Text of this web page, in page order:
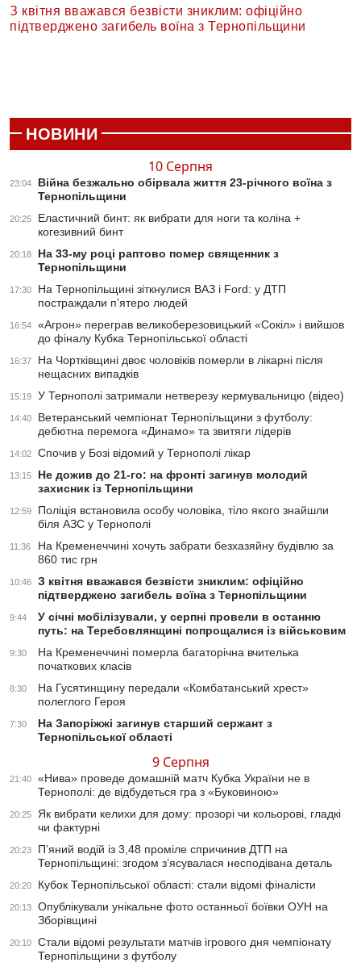
З квітня вважався безвісти зниклим: офіційно
підтверджено загибель воїна з Тернопільщини
НОВИНИ
10 Серпня
23:04
Війна безжально обірвала життя 23-річного воїна з
Тернопільщини
20:25
Еластичний бинт: як вибрати для ноги та коліна +
когезивний бинт
20:18
На 33-му році раптово помер священник з
Тернопільщини
17:30
На Тернопільщині зіткнулися ВАЗ і Ford: у ДТП
постраждали п’ятеро людей
16:54
«Агрон» переграв великоберезовицький «Сокіл» і вийшов
до фіналу Кубка Тернопільської області
16:37
На Чортківщині двоє чоловіків померли в лікарні після
нещасних випадків
15:19 У Тернополі затримали нетверезу кермувальницю (відео)
14:40
Ветеранський чемпіонат Тернопільщини з футболу:
дебютна перемога «Динамо» та звитяги лідерів
14:02 Спочив у Бозі відомий у Тернополі лікар
13:15
Не дожив до 21-го: на фронті загинув молодий
захисник із Тернопільщини
12:59
Поліція встановила особу чоловіка, тіло якого знайшли
біля АЗС у Тернополі
11:36
На Кременеччині хочуть забрати безхазяйну будівлю за
860 тис грн
10:46
З квітня вважався безвісти зниклим: офіційно
підтверджено загибель воїна з Тернопільщини
9:44
У січні мобілізували, у серпні провели в останню
путь: на Теребовлянщині попрощалися із військовим
9:30
На Кременеччині померла багаторічна вчителька
початкових класів
8:30
На Гусятинщину передали «Комбатанський хрест»
полеглого Героя
7:30
На Запоріжжі загинув старший сержант з
Тернопільської області
9 Серпня
21:40
«Нива» проведе домашній матч Кубка України не в
Тернополі: де відбудеться гра з «Буковиною»
20:25
Як вибрати келихи для дому: прозорі чи кольорові, гладкі
чи фактурні
20:23
П’яний водій із 3,48 проміле спричинив ДТП на
Тернопільщині: згодом з’ясувалася несподівана деталь
20:20 Кубок Тернопільської області: стали відомі фіналісти
20:13
Опублікували унікальне фото останньої боївки ОУН на
Зборівщині
20:10
Стали відомі результати матчів ігрового дня чемпіонату
Тернопільщини з футболу